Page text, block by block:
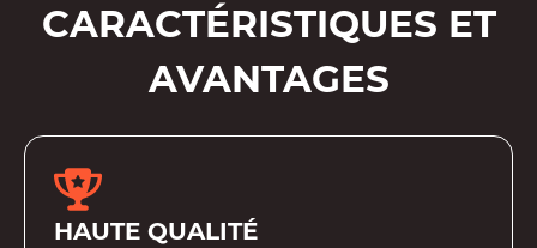
CARACTÉRISTIQUES ET
AVANTAGES
HAUTE QUALITÉ